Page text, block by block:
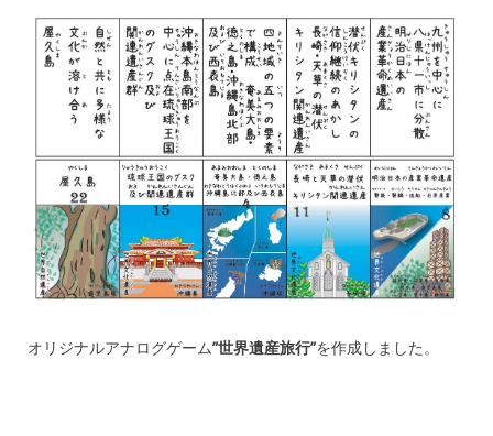
オリジナルアナログゲーム”世界遺産旅行”を作成しました。